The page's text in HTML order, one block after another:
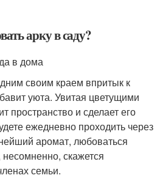
арку в саду?
в дома
своим краем впритык к
уюта. Увитая цветущими
пространство и сделает его
ежедневно проходить через
аромат, любоваться
несомненно, скажется
семьи.